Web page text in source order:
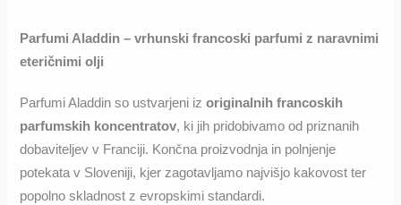
Parfumi Aladdin – vrhunski francoski parfumi z naravnimi
eteričnimi olji
Parfumi Aladdin so ustvarjeni izoriginalnih francoskih
parfumskih koncentratov, ki jih pridobivamo od priznanih
dobaviteljev v Franciji. Končna proizvodnja in polnjenje
potekata v Sloveniji, kjer zagotavljamo najvišjo kakovost ter
popolno skladnost z evropskimi standardi.